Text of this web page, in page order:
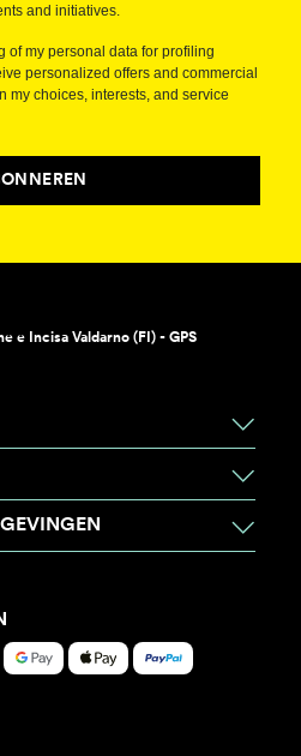
and initiatives.
of my personal data for profiling
personalized offers and commercial
my choices, interests, and service
e Incisa Valdarno (FI) - GPS